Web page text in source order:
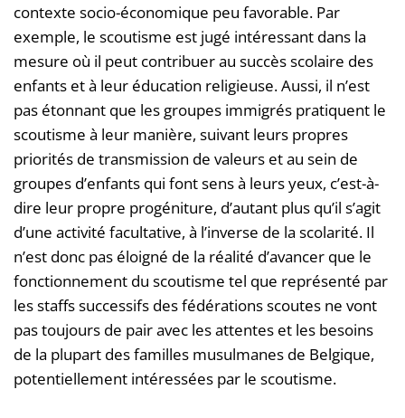
contexte socio-économique peu favorable. Par
exemple, le scoutisme est jugé intéressant dans la
mesure où il peut contribuer au succès scolaire des
enfants et à leur éducation religieuse. Aussi, il n’est
pas étonnant que les groupes immigrés pratiquent le
scoutisme à leur manière, suivant leurs propres
priorités de transmission de valeurs et au sein de
groupes d’enfants qui font sens à leurs yeux, c’est-à-
dire leur propre progéniture, d’autant plus qu’il s’agit
d’une activité facultative, à l’inverse de la scolarité. Il
n’est donc pas éloigné de la réalité d’avancer que le
fonctionnement du scoutisme tel que représenté par
les staffs successifs des fédérations scoutes ne vont
pas toujours de pair avec les attentes et les besoins
de la plupart des familles musulmanes de Belgique,
potentiellement intéressées par le scoutisme.